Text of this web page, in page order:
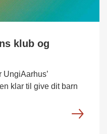
klub og
UngiAarhus’
klar til give dit barn